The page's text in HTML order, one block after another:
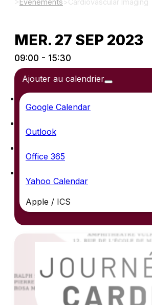
MER. 27 SEP 2023
09:00 - 15:30
Ajouter au calendrier
Google Calendar
Outlook
Office 365
Yahoo Calendar
Apple / ICS